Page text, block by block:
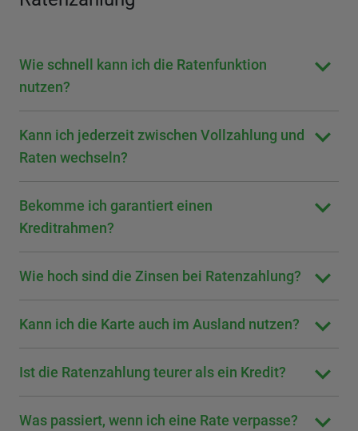
Wie schnell kann ich die Ratenfunktion
nutzen?
Kann ich jederzeit zwischen Vollzahlung und
Raten wechseln?
Bekomme ich garantiert einen
Kreditrahmen?
Wie hoch sind die Zinsen bei Ratenzahlung?
Kann ich die Karte auch im Ausland nutzen?
Ist die Ratenzahlung teurer als ein Kredit?
Was passiert, wenn ich eine Rate verpasse?